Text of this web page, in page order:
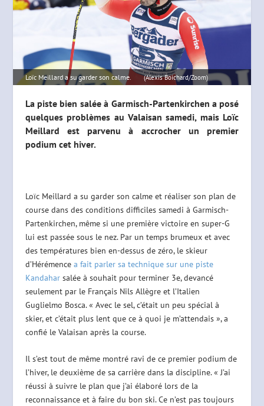
Loïc Meillard a su garder son calme. (Alexis Boichard/Zoom)
La piste bien salée à Garmisch-Partenkirchen a posé
quelques problèmes au Valaisan samedi, mais Loïc
Meillard est parvenu à accrocher un premier
podium cet hiver.
Loïc Meillard a su garder son calme et réaliser son plan de
course dans des conditions difficiles samedi à Garmisch-
Partenkirchen, même si une première victoire en super-G
lui est passée sous le nez. Par un temps brumeux et avec
des températures bien en-dessus de zéro, le skieur
d’Hérémence a fait parler sa technique sur une piste
Kandaharsalée à souhait pour terminer 3e, devancé
seulement par le Français Nils Allègre et l’Italien
Guglielmo Bosca. « Avec le sel, c’était un peu spécial à
skier, et c’était plus lent que ce à quoi je m’attendais », a
confié le Valaisan après la course.
Il s’est tout de même montré ravi de ce premier podium de
l’hiver, le deuxième de sa carrière dans la discipline. « J’ai
réussi à suivre le plan que j’ai élaboré lors de la
reconnaissance et à faire du bon ski. Ce n’est pas toujours